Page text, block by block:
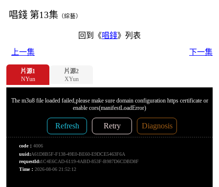
唱錢 第13集 （綜藝）
回到《唱錢》列表
上一集
下一集
片源1
NYun
片源2
XYun